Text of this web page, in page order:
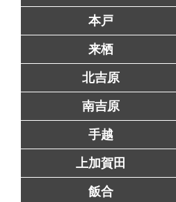
本戸
来栖
北吉原
南吉原
手越
上加賀田
飯合